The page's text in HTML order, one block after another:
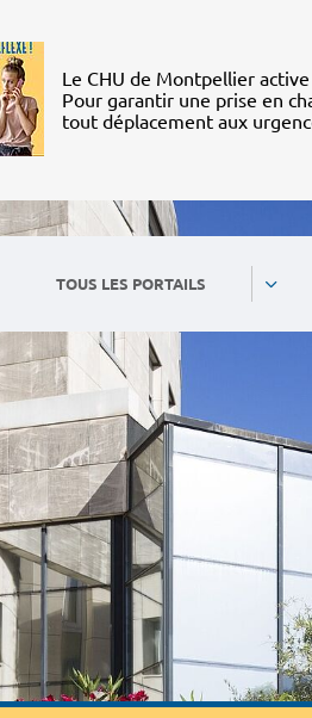
Le CHU de Montpellier
Pour garantir une prise en
tout déplacement aux
TOUS LES PORTAILS